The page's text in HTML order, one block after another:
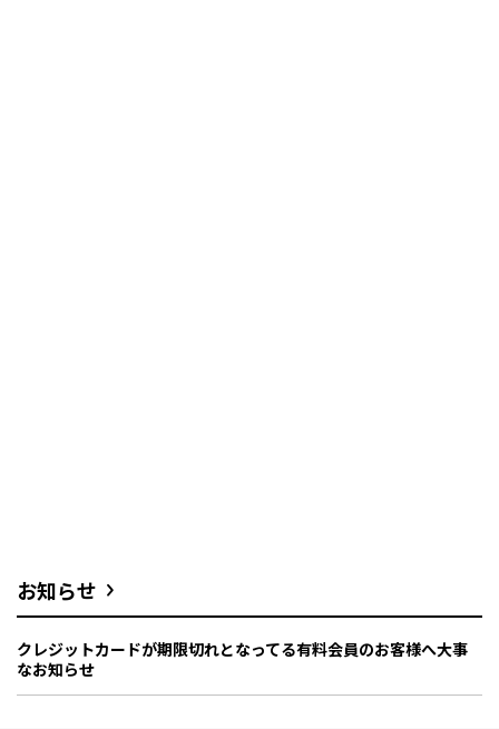
お知らせ
クレジットカードが期限切れとなってる有料会員のお客様へ大事
なお知らせ